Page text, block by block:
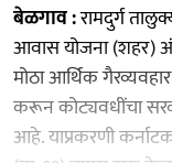
बेळगाव :रामदुर्ग
आवास योजना (शहर)
मोठा आर्थिक
करून कोट्यवधींचा
आहे. याप्रकरणी